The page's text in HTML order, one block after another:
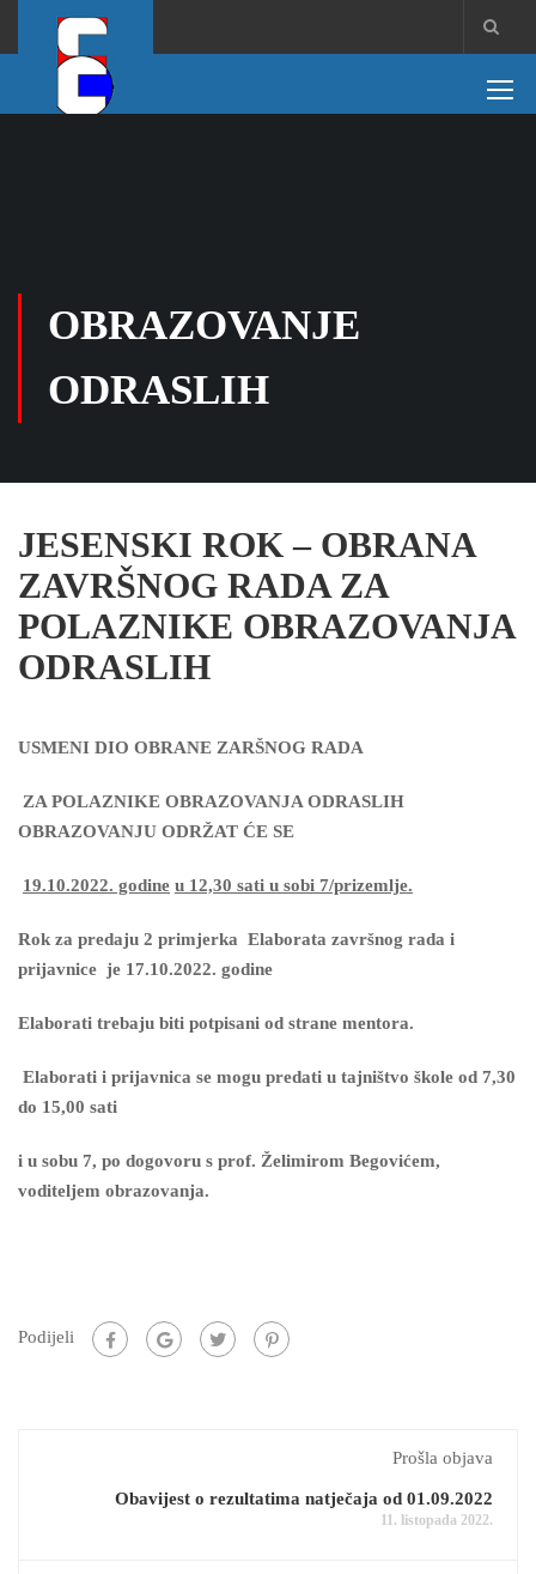
OBRAZOVANJE
ODRASLIH
JESENSKI ROK – OBRANA
ZAVRŠNOG RADA ZA
POLAZNIKE OBRAZOVANJA
ODRASLIH
USMENI DIO OBRANE ZARŠNOG RADA
ZA POLAZNIKE OBRAZOVANJA ODRASLIH
OBRAZOVANJU ODRŽAT ĆE SE
19.10.2022. godine u 12,30 sati u sobi 7/prizemlje.
Rok za predaju 2 primjerka Elaborata završnog rada i
prijavnice je 17.10.2022. godine
Elaborati trebaju biti potpisani od strane mentora.
Elaborati i prijavnica se mogu predati u tajništvo škole od 7,30
do 15,00 sati
i u sobu 7, po dogovoru s prof. Želimirom Begovićem,
voditeljem obrazovanja.
Podijeli
Prošla objava
Obavijest o rezultatima natječaja od 01.09.2022
11. listopada 2022.